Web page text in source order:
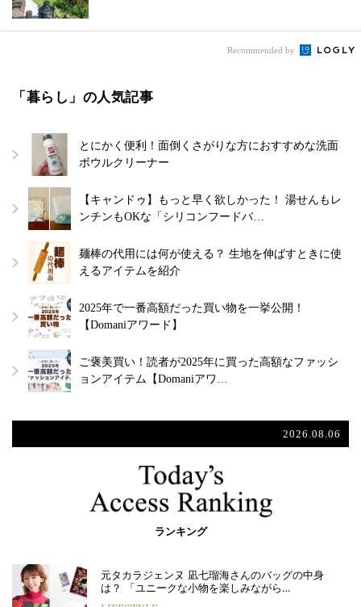
Recommended by
「暮らし」の人気記事
とにかく便利！面倒くさがりな方におすすめな洗面
ボウルクリーナー
【キャンドゥ】もっと早く欲しかった！ 湯せんもレ
ンチンもOKな「シリコンフードバ…
麺棒の代用には何が使える？ 生地を伸ばすときに使
えるアイテムを紹介
2025年で一番高額だった買い物を一挙公開！
【Domaniアワード】
ご褒美買い！読者が2025年に買った高額なファッシ
ョンアイテム【Domaniアワ…
2026.08.06
ランキング
元タカラジェンヌ 凪七瑠海さんのバッグの中身
は？ 「ユニークな小物を楽しみながら…